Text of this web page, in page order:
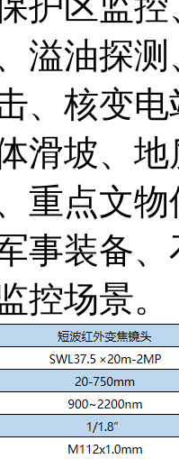
溢油探
、核变
滑坡、
重点文
事装备
控场景。